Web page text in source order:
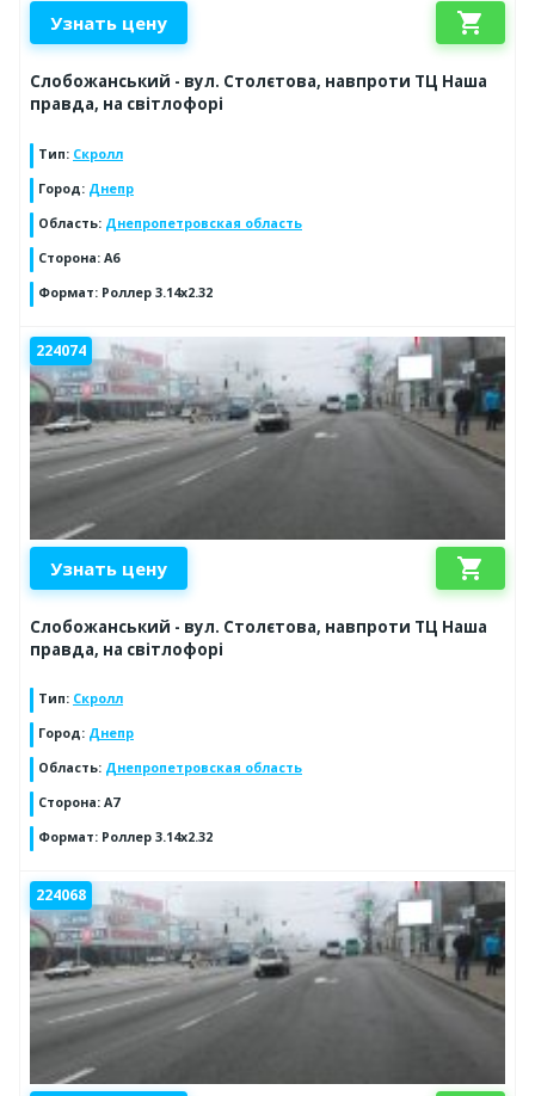
Узнать цену shopping_cart
Слобожанський - вул. Столєтова, навпроти ТЦ Наша
правда, на світлофорі
Тип: Скролл
Город: Днепр
Область: Днепропетровская область
Сторона: А6
Формат: Роллер 3.14х2.32
224074
Узнать цену shopping_cart
Слобожанський - вул. Столєтова, навпроти ТЦ Наша
правда, на світлофорі
Тип: Скролл
Город: Днепр
Область: Днепропетровская область
Сторона: А7
Формат: Роллер 3.14х2.32
224068